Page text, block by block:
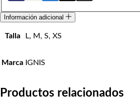
Información adicional
Talla L, M, S, XS
Marca IGNIS
Productos relacionados